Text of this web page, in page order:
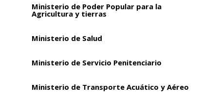
Ministerio de Poder Popular para la
Agricultura y tierras
Ministerio de Salud
Ministerio de Servicio Penitenciario
Ministerio de Transporte Acuático y Aéreo